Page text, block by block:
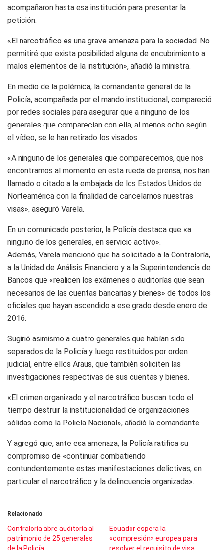
acompañaron hasta esa institución para presentar la
petición.
«El narcotráfico es una grave amenaza para la sociedad. No
permitiré que exista posibilidad alguna de encubrimiento a
malos elementos de la institución», añadió la ministra.
En medio de la polémica, la comandante general de la
Policía, acompañada por el mando institucional, compareció
por redes sociales para asegurar que a ninguno de los
generales que comparecían con ella, al menos ocho según
el vídeo, se le han retirado los visados.
«A ninguno de los generales que comparecemos, que nos
encontramos al momento en esta rueda de prensa, nos han
llamado o citado a la embajada de los Estados Unidos de
Norteamérica con la finalidad de cancelarnos nuestras
visas», aseguró Varela.
En un comunicado posterior, la Policía destaca que «a
ninguno de los generales, en servicio activo».
Además, Varela mencionó que ha solicitado a la Contraloría,
a la Unidad de Análisis Financiero y a la Superintendencia de
Bancos que «realicen los exámenes o auditorías que sean
necesarios de las cuentas bancarias y bienes» de todos los
oficiales que hayan ascendido a ese grado desde enero de
2016.
Sugirió asimismo a cuatro generales que habían sido
separados de la Policía y luego restituidos por orden
judicial, entre ellos Araus, que también soliciten las
investigaciones respectivas de sus cuentas y bienes.
«El crimen organizado y el narcotráfico buscan todo el
tiempo destruir la institucionalidad de organizaciones
sólidas como la Policía Nacional», añadió la comandante.
Y agregó que, ante esa amenaza, la Policía ratifica su
compromiso de «continuar combatiendo
contundentemente estas manifestaciones delictivas, en
particular el narcotráfico y la delincuencia organizada».
Relacionado
Contraloría abre auditoría al
patrimonio de 25 generales
de la Policía
Ecuador espera la
«compresión» europea para
resolver el requisito de visa